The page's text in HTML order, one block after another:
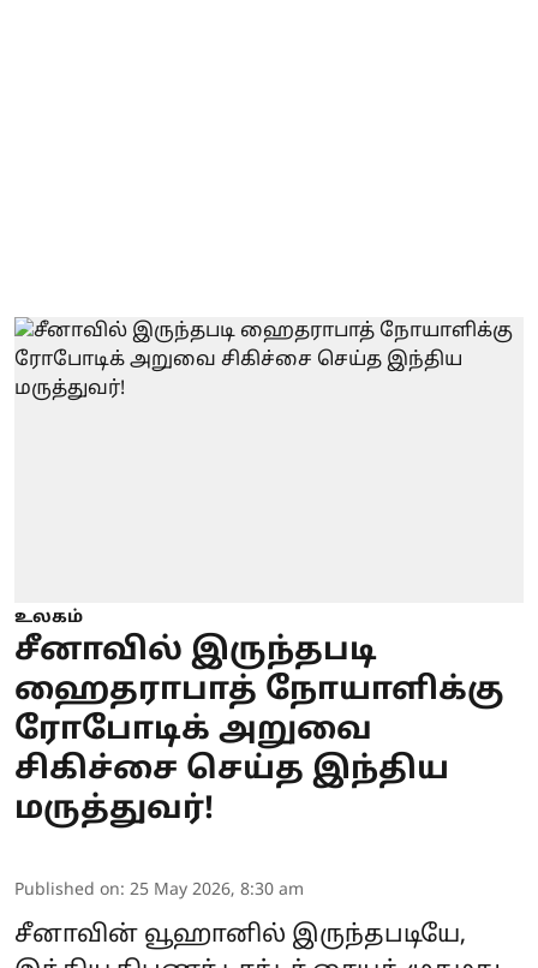
உலகம்
சீனாவில் இருந்தபடி
ஹைதராபாத் நோயாளிக்கு
ரோபோடிக் அறுவை
சிகிச்சை செய்த இந்திய
மருத்துவர்!
Published on: 25 May 2026, 8:30 am
சீனாவின் வூஹானில் இருந்தபடியே,